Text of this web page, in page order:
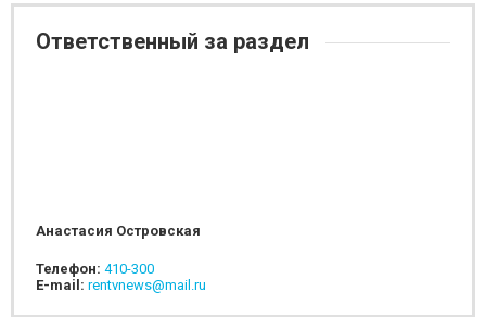
Ответственный за раздел
Анастасия Островская
Телефон: 410-300
E-mail: rentvnews@mail.ru